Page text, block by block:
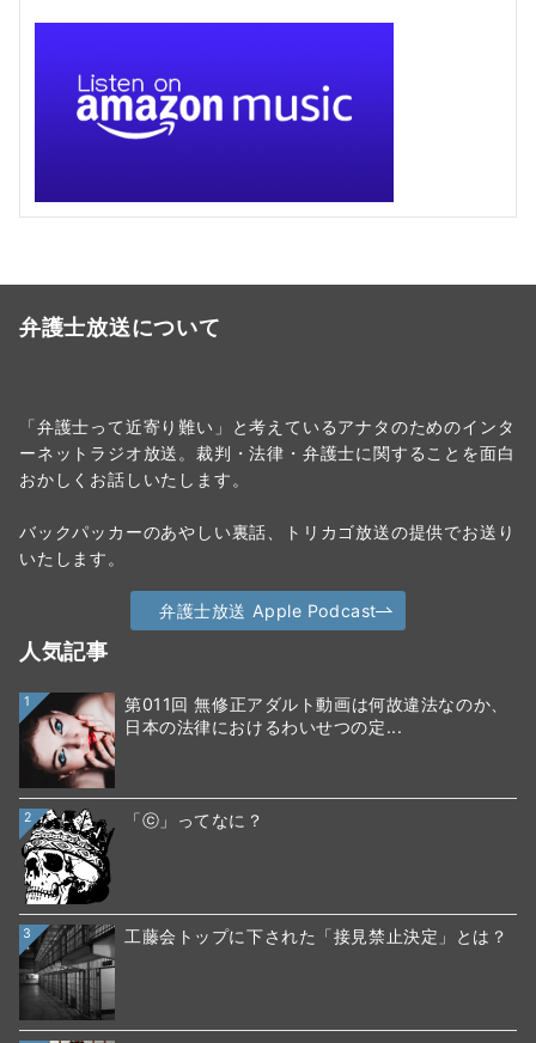
弁護士放送について
「弁護士って近寄り難い」と考えているアナタのためのインタ
ーネットラジオ放送。裁判・法律・弁護士に関することを面白
おかしくお話しいたします。
バックパッカーのあやしい裏話、トリカゴ放送の提供でお送り
いたします。
弁護士放送 Apple Podcast
人気記事
1
第011回 無修正アダルト動画は何故違法なのか、
日本の法律におけるわいせつの定...
2 「ⓒ」ってなに？
3 工藤会トップに下された「接見禁止決定」とは？